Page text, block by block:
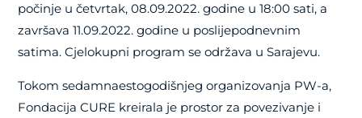
počinje u četvrtak, 08.09.2022. godine u 18:00 sati, a
završava 11.09.2022. godine u poslijepodnevnim
satima. Cjelokupni program se održava u Sarajevu.
Tokom sedamnaestogodišnjeg organizovanja PW-a,
Fondacija CURE kreirala je prostor za povezivanje i